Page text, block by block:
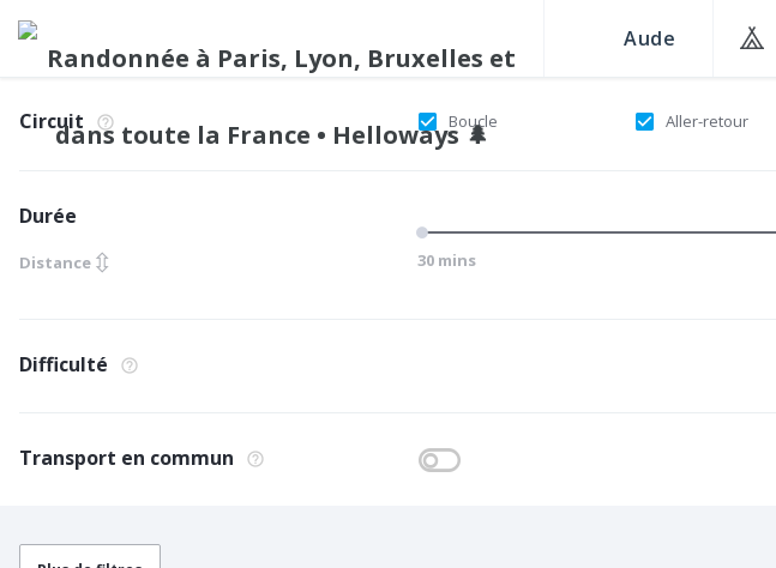
Circuit Boucle Aller-retour
Durée
Distance ⇳ 30 mins
Difficulté
Transport en commun